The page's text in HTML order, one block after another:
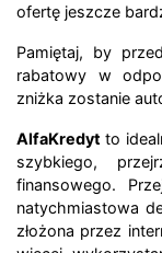
ofertę jeszcze
Pamiętaj, by
rabatowy w
zniżka zostanie
AlfaKredyt to
szybkiego,
finansowego.
natychmiastowa
złożona przez